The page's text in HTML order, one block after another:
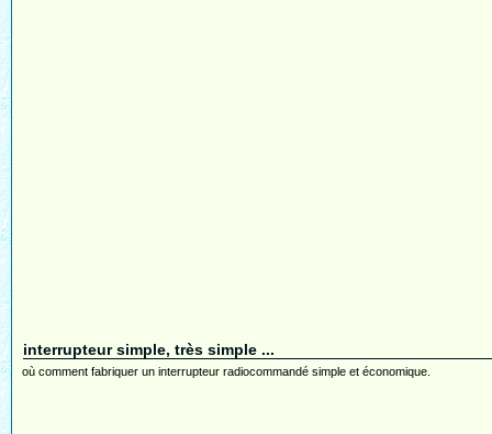
interrupteur simple, très simple ...
où comment fabriquer un interrupteur radiocommandé simple et économique.